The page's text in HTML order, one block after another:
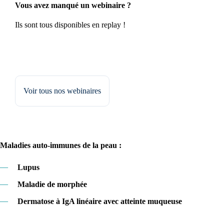
Vous avez manqué un webinaire ?
Ils sont tous disponibles en replay !
Voir tous nos webinaires
Maladies auto-immunes de la peau :
—
Lupus
—
Maladie de morphée
—
Dermatose à IgA linéaire avec atteinte muqueuse